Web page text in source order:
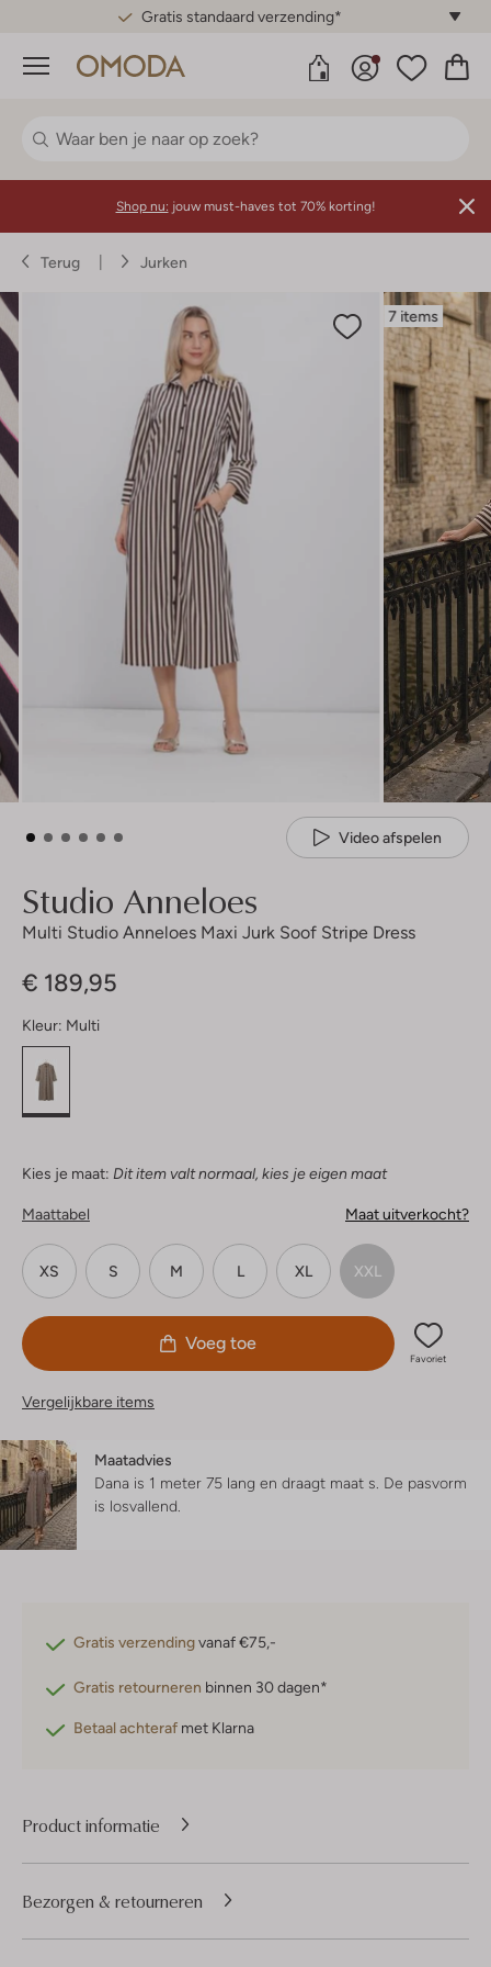
Gratis standaard verzending*
Menu
Shop nu: jouw must-haves tot 70% korting!
Terug Jurken
7 items
Video afspelen
Studio Anneloes
Multi Studio Anneloes Maxi Jurk Soof Stripe Dress
€ 189,95
Kleur: Multi
Kies je maat: Dit item valt normaal, kies je eigen maat
Maattabel Maat uitverkocht?
XS S M L XL XXL
Voeg toe
Favoriet
Vergelijkbare items
Maatadvies
Dana is 1 meter 75 lang en draagt maat s. De pasvorm
is losvallend
Gratis verzendingvanaf €75,-
Gratis retourneren binnen 30 dagen*
Betaal achteraf met Klarna
Product informatie
Bezorgen & retourneren